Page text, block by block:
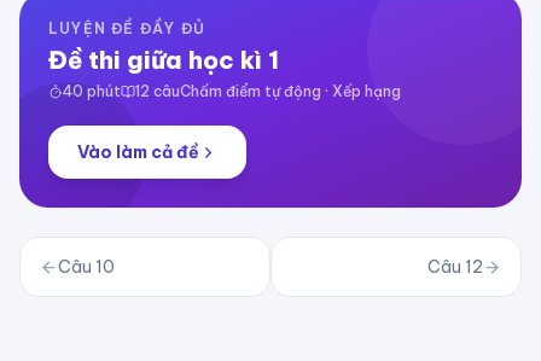
LUYỆN ĐỀ ĐẦY ĐỦ
Đề thi giữa học kì 1
40 phút 12 câuChấm điểm tự động · Xếp hạng
Vào làm cả đề
Câu 10 Câu 12